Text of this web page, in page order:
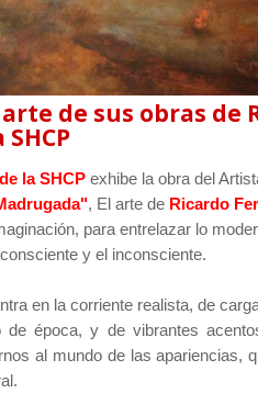
de sus obras de
la SHCP exhibe la obra del
, El arte de Ricardo
para entrelazar lo
y el inconsciente.
en la corriente realista, de
de época, y de vibrantes
al mundo de las apariencias,